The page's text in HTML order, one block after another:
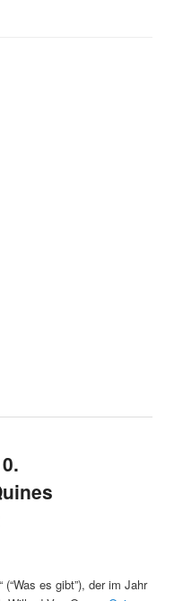
es gibt”), der im Jahr